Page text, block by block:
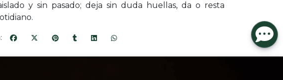
y sin pasado; deja sin duda huellas, da o resta